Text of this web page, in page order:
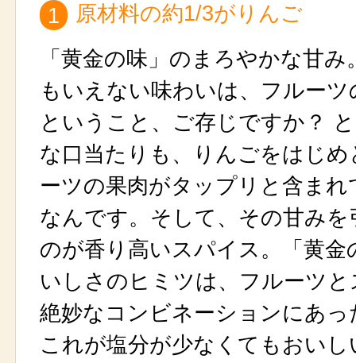
1
原材料の約1/3がりんご
「黄金の味」のまろやかな甘
もいえない味わいは、フルー
ということ、ご存じですか？
な口当たりも、りんごをはじ
ーツの果肉がタップリと含ま
なんです。そして、その甘みを
のが香り高いスパイス。「黄金
いしさのヒミツは、フルーツ
絶妙なコンビネーションにあっ
これが塩分が少なくてもおい